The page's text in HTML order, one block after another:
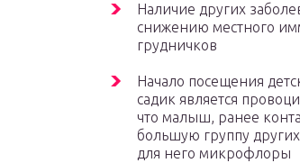
Наличие других
снижению местного
грудничков
Начало посещения
садик является
что малыш, ранее
большую группу
для него микрофлоры